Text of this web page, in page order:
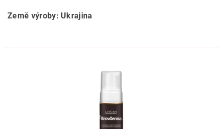
Země výroby: Ukrajina